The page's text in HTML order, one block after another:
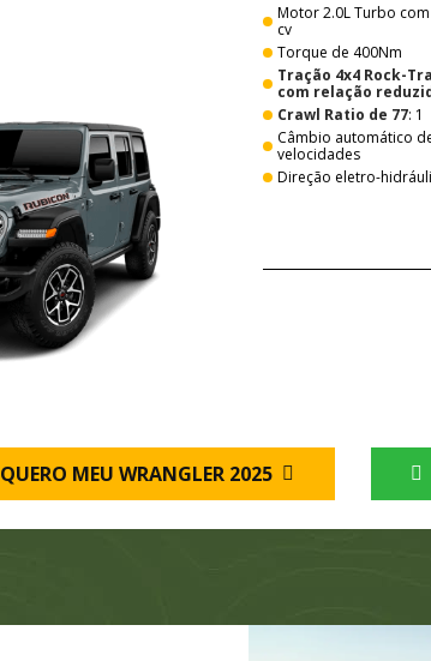
Motor 2.0L Turbo
cv
Torque de 400Nm
Tração 4x4 Rock-
com relação
Crawl Ratio de 77: 1
Câmbio automático
velocidades
Direção eletro-
QUERO MEU WRANGLER 2025